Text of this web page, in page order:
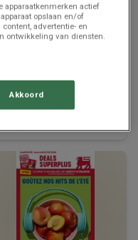
ZOJUIST TOEGEVOEGD
12/8
apparaatkenmerken actief
opslaan en/of
advertentie- en
ontwikkeling van diensten.
Akkoord